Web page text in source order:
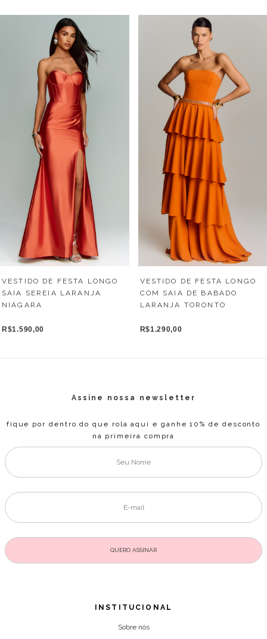
VESTIDO DE FESTA LONGO
SAIA SEREIA LARANJA
NIÁGARA
R$1.590,00
VESTIDO DE FESTA LONGO
COM SAIA DE BABADO
LARANJA TORONTO
R$1.290,00
Assine nossa newsletter
fique por dentro do que rola aqui e ganhe 10% de desconto
na primeira compra
INSTITUCIONAL
Sobre nós